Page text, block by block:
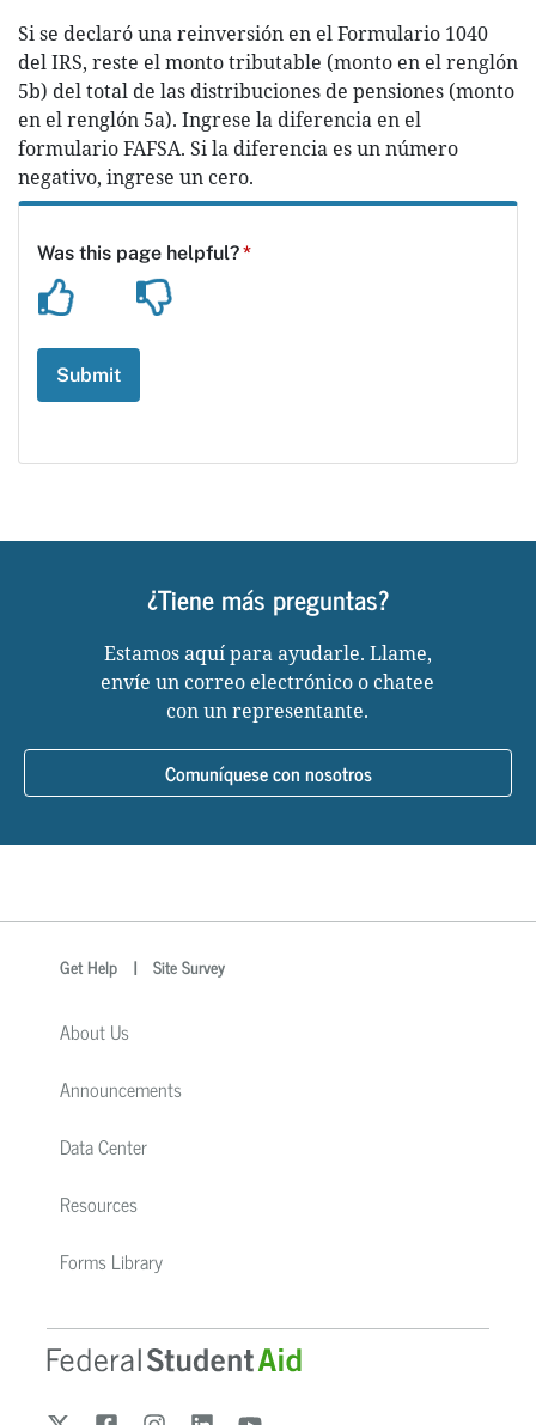
Si se declaró una reinversión en el Formulario 1040
del IRS, reste el monto tributable (monto en el renglón
5b) del total de las distribuciones de pensiones (monto
en el renglón 5a). Ingrese la diferencia en el
formulario FAFSA. Si la diferencia es un número
negativo, ingrese un cero.
¿Tiene más preguntas?
Estamos aquí para ayudarle. Llame,
envíe un correo electrónico o chatee
con un representante.
Comuníquese con nosotros